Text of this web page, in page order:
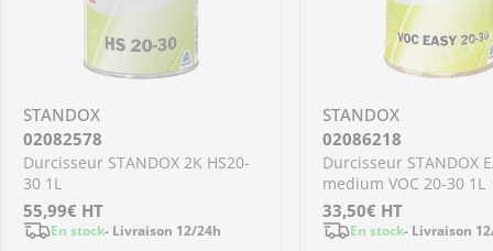
STANDOX
02082578
Durcisseur STANDOX 2K HS20-
30 1L
Prix
55,99€ HT
En stock- Livraison 12/24h
STANDOX
02086218
Durcisseur STANDOX
medium VOC 20-30 1L
Prix
33,50€ HT
En stock- Livraison